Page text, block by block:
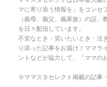
マに寄り添う情報を」をコンセ
（義母、義父、義家族）の話
を日々配信しています。
不安なとき・笑いたいとき・泣
り添った記事をお届け！ママラ
ントなどが協力して、「ママの
※ママスタセレクト掲載の記事